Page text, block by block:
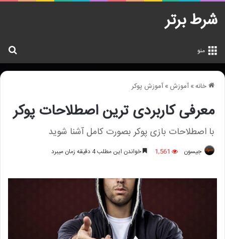
شرط برتر
منو
خانه»آموزش»آموزش پوکر
معرفی کاربردی ترین اصطلاحات پوکر
با اصطلاحات بازی پوکر بصورت کامل آشنا شوید
جیسون 1,561 خواندن این مطلب 4 دقیقه زمان میبرد